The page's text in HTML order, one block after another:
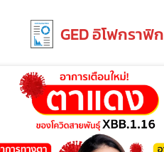
GED อิโฟกราฟิก